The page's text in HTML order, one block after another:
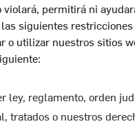
violará, permitirá ni
siguientes restricciones
o utilizar nuestros sitios
ley, reglamento, orden
tratados o nuestros